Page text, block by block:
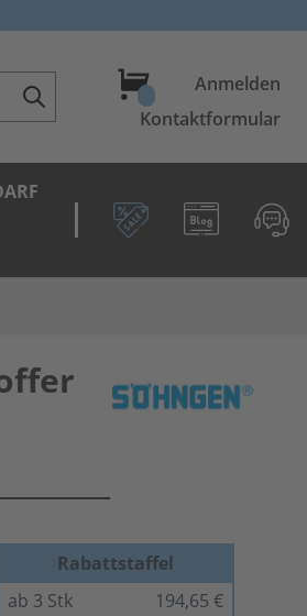
WarenkorbAnmelden
Kontaktformular
Rabattstaffel
ab 3 Stk
194,65 €